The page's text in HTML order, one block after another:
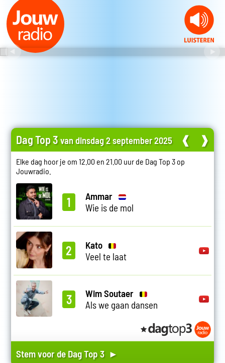
Dag Top 3van dinsdag 2 september 2025 ❰ ❱
Elke dag hoor je om 12.00 en 21.00 uur de Dag Top 3 op
Jouwradio.
1
Ammar
Wie is de mol
2
Kato
Veel te laat
3
Wim Soutaer
Als we gaan dansen
Stem voor de Dag Top 3 ►